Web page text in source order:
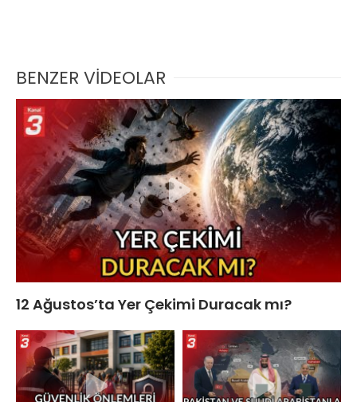
BENZER VİDEOLAR
12 Ağustos’ta Yer Çekimi Duracak mı?